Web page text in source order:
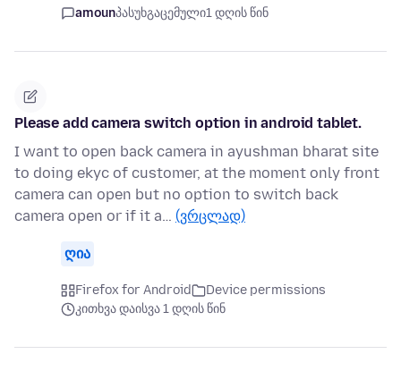
amounპასუხგაცემული1 დღის წინ
Please add camera switch option in android tablet.
I want to open back camera in ayushman bharat site
to doing ekyc of customer, at the moment only front
camera can open but no option to switch back
camera open or if it a… (ვრცლად)
ღია
Firefox for Android
Device permissions
კითხვა დაისვა 1 დღის წინ